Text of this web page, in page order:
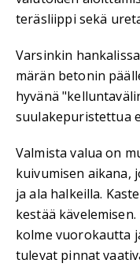
teräsliippi sekä
Varsinkin
märän betonin
hyvänä
suulakepuristettua
Valmista valua on
kuivumisen aikana,
ja ala halkeilla.
kestää
kolme vuorokautta
tulevat pinnat